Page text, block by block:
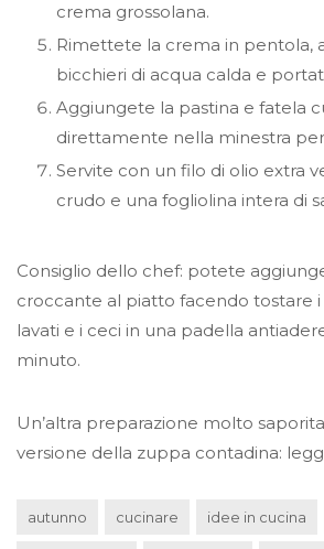
crema grossolana.
Rimettete la crema in pentola,
bicchieri di acqua calda e
Aggiungete la pastina e fatela
direttamente nella minestra
Servite con un filo di olio extra
crudo e una fogliolina intera di
Consiglio dello chef: potete
croccante al piatto facendo tostare
lavati e i ceci in una padella
minuto.
Un’altra preparazione molto
versione della zuppa contadina:
autunno cucinare idee in cucina